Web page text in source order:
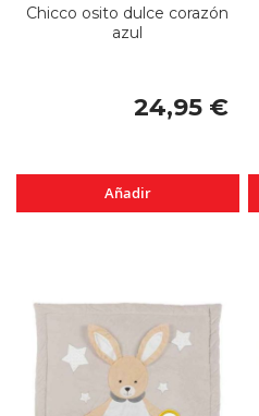
Chicco osito dulce corazón
azul
24,95 €
Añadir